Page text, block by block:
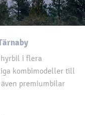
i flera
kombimodeller till
premiumbilar